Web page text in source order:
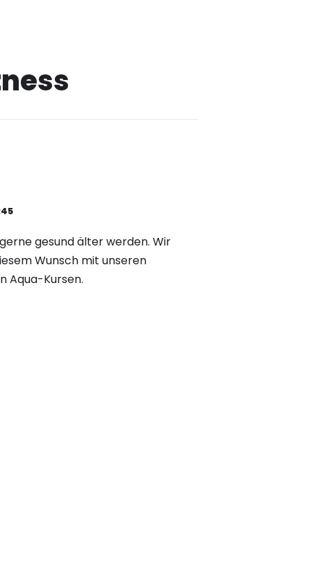
gesund älter werden. Wir
Wunsch mit unseren
Aqua-Kursen.